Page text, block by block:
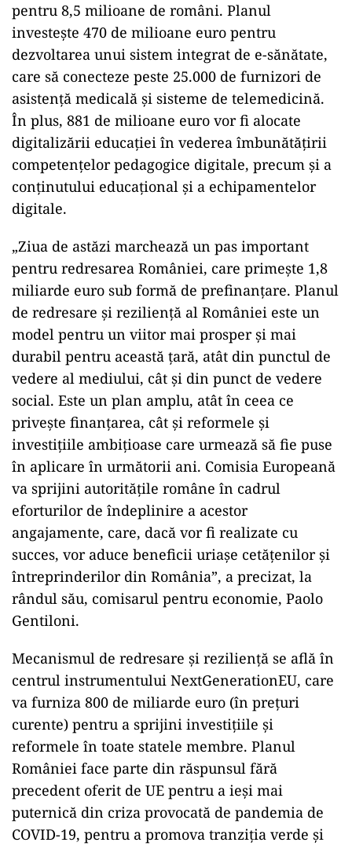
pentru 8,5 milioane de români. Planul
investeşte 470 de milioane euro pentru
dezvoltarea unui sistem integrat de e-sănătate,
care să conecteze peste 25.000 de furnizori de
asistenţă medicală şi sisteme de telemedicină.
În plus, 881 de milioane euro vor fi alocate
digitalizării educaţiei în vederea îmbunătăţirii
competenţelor pedagogice digitale, precum şi a
conţinutului educaţional şi a echipamentelor
digitale.
„Ziua de astăzi marchează un pas important
pentru redresarea României, care primeşte 1,8
miliarde euro sub formă de prefinanţare. Planul
de redresare şi rezilienţă al României este un
model pentru un viitor mai prosper şi mai
durabil pentru această ţară, atât din punctul de
vedere al mediului, cât şi din punct de vedere
social. Este un plan amplu, atât în ceea ce
priveşte finanţarea, cât şi reformele şi
investiţiile ambiţioase care urmează să fie puse
în aplicare în următorii ani. Comisia Europeană
va sprijini autorităţile române în cadrul
eforturilor de îndeplinire a acestor
angajamente, care, dacă vor fi realizate cu
succes, vor aduce beneficii uriaşe cetăţenilor şi
întreprinderilor din România”, a precizat, la
rândul său, comisarul pentru economie, Paolo
Gentiloni.
Mecanismul de redresare şi rezilienţă se află în
centrul instrumentului NextGenerationEU, care
va furniza 800 de miliarde euro (în preţuri
curente) pentru a sprijini investiţiile şi
reformele în toate statele membre. Planul
României face parte din răspunsul fără
precedent oferit de UE pentru a ieşi mai
puternică din criza provocată de pandemia de
COVID-19, pentru a promova tranziţia verde şi